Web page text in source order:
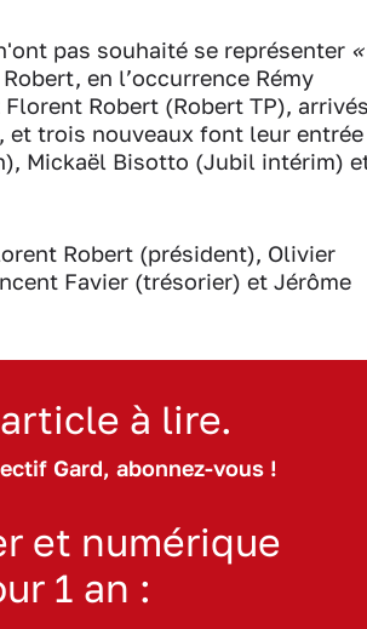
pas souhaité se représenter «
en l’occurrence Rémy
Robert (Robert TP),
et trois nouveaux font leur entrée
Mickaël Bisotto (Jubil intérim)
Robert (président), Olivier
Favier (trésorier) et Jérôme
à lire.
Gard, abonnez-vous !
et numérique
1 an :